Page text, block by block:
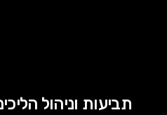
תביעות וניהול